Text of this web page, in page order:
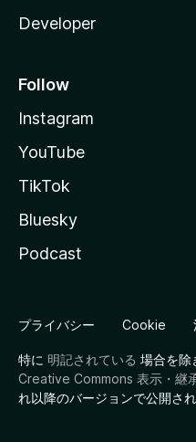
Developer
Follow
Instagram
YouTube
TikTok
Bluesky
Podcast
プライバシー Cookie
特に 明記されている 場合を除
Creative Commons 表示・継
れ以降のバージョンで公開され